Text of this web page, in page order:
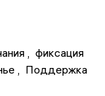
фиксация
Поддержка